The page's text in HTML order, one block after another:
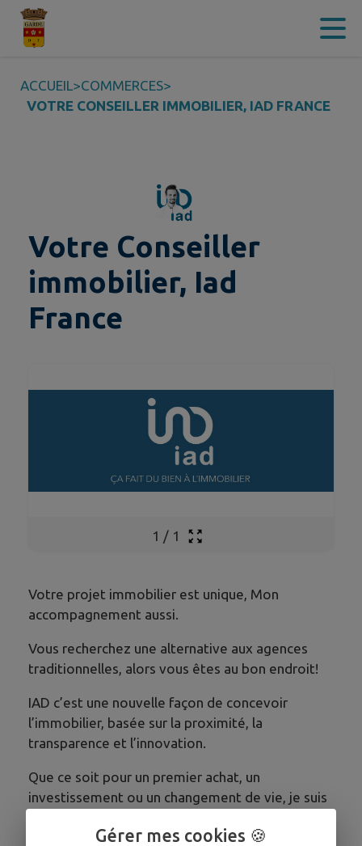
Contenu
ACCUEIL>COMMERCES>
VOTRE CONSEILLER IMMOBILIER, IAD FRANCE
Votre Conseiller
immobilier, Iad
France
1 / 1
Votre projet immobilier est unique, Mon
accompagnement aussi.
Vous recherchez une alternative aux agences
traditionnelles, alors vous êtes au bon endroit!
IAD c’est une nouvelle façon de concevoir
l’immobilier, basée sur la proximité, la
transparence et l’innovation.
Que ce soit pour un premier achat, un
investissement ou un changement de vie, je suis
professionnalisme. »Gérer mes cookies 🍪